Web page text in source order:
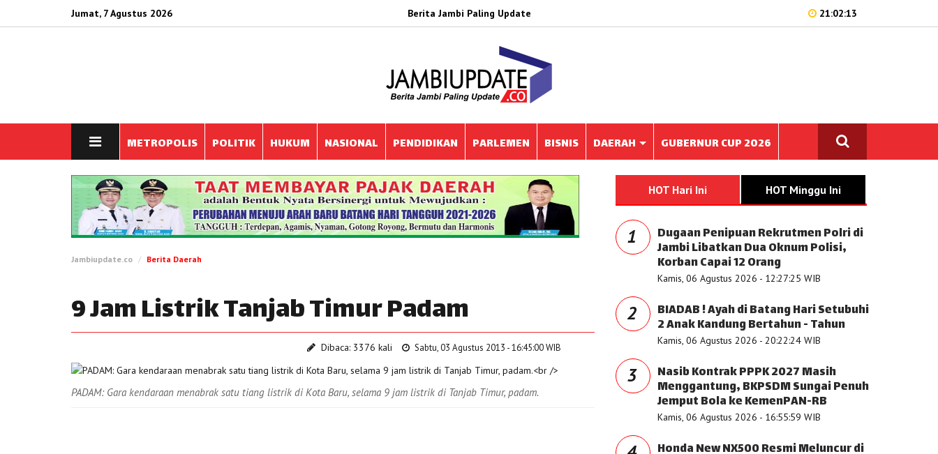
Jumat, 7 Agustus 2026 Berita Jambi Paling Update 21:02:13
METROPOLIS POLITIK HUKUM NASIONAL PENDIDIKAN PARLEMEN BISNIS DAERAH GUBERNUR CUP 2026
Jambiupdate.co Berita Daerah
9 Jam Listrik Tanjab Timur Padam
Dibaca: 3376 kali Sabtu, 03 Agustus 2013 - 16:45:00 WIB
PADAM: Gara kendaraan menabrak satu tiang listrik di Kota Baru, selama 9 jam listrik di Tanjab Timur, padam.
HOT Hari Ini HOT Minggu Ini
1 Dugaan Penipuan Rekrutmen Polri di
Jambi Libatkan Dua Oknum Polisi,
Korban Capai 12 Orang
Kamis, 06 Agustus 2026 - 12:27:25 WIB
2 BIADAB ! Ayah di Batang Hari Setubuhi
2 Anak Kandung Bertahun - Tahun
Kamis, 06 Agustus 2026 - 20:22:24 WIB
3 Nasib Kontrak PPPK 2027 Masih
Menggantung, BKPSDM Sungai Penuh
Jemput Bola ke KemenPAN-RB
Kamis, 06 Agustus 2026 - 16:55:59 WIB
Honda New NX500 Resmi Meluncur di